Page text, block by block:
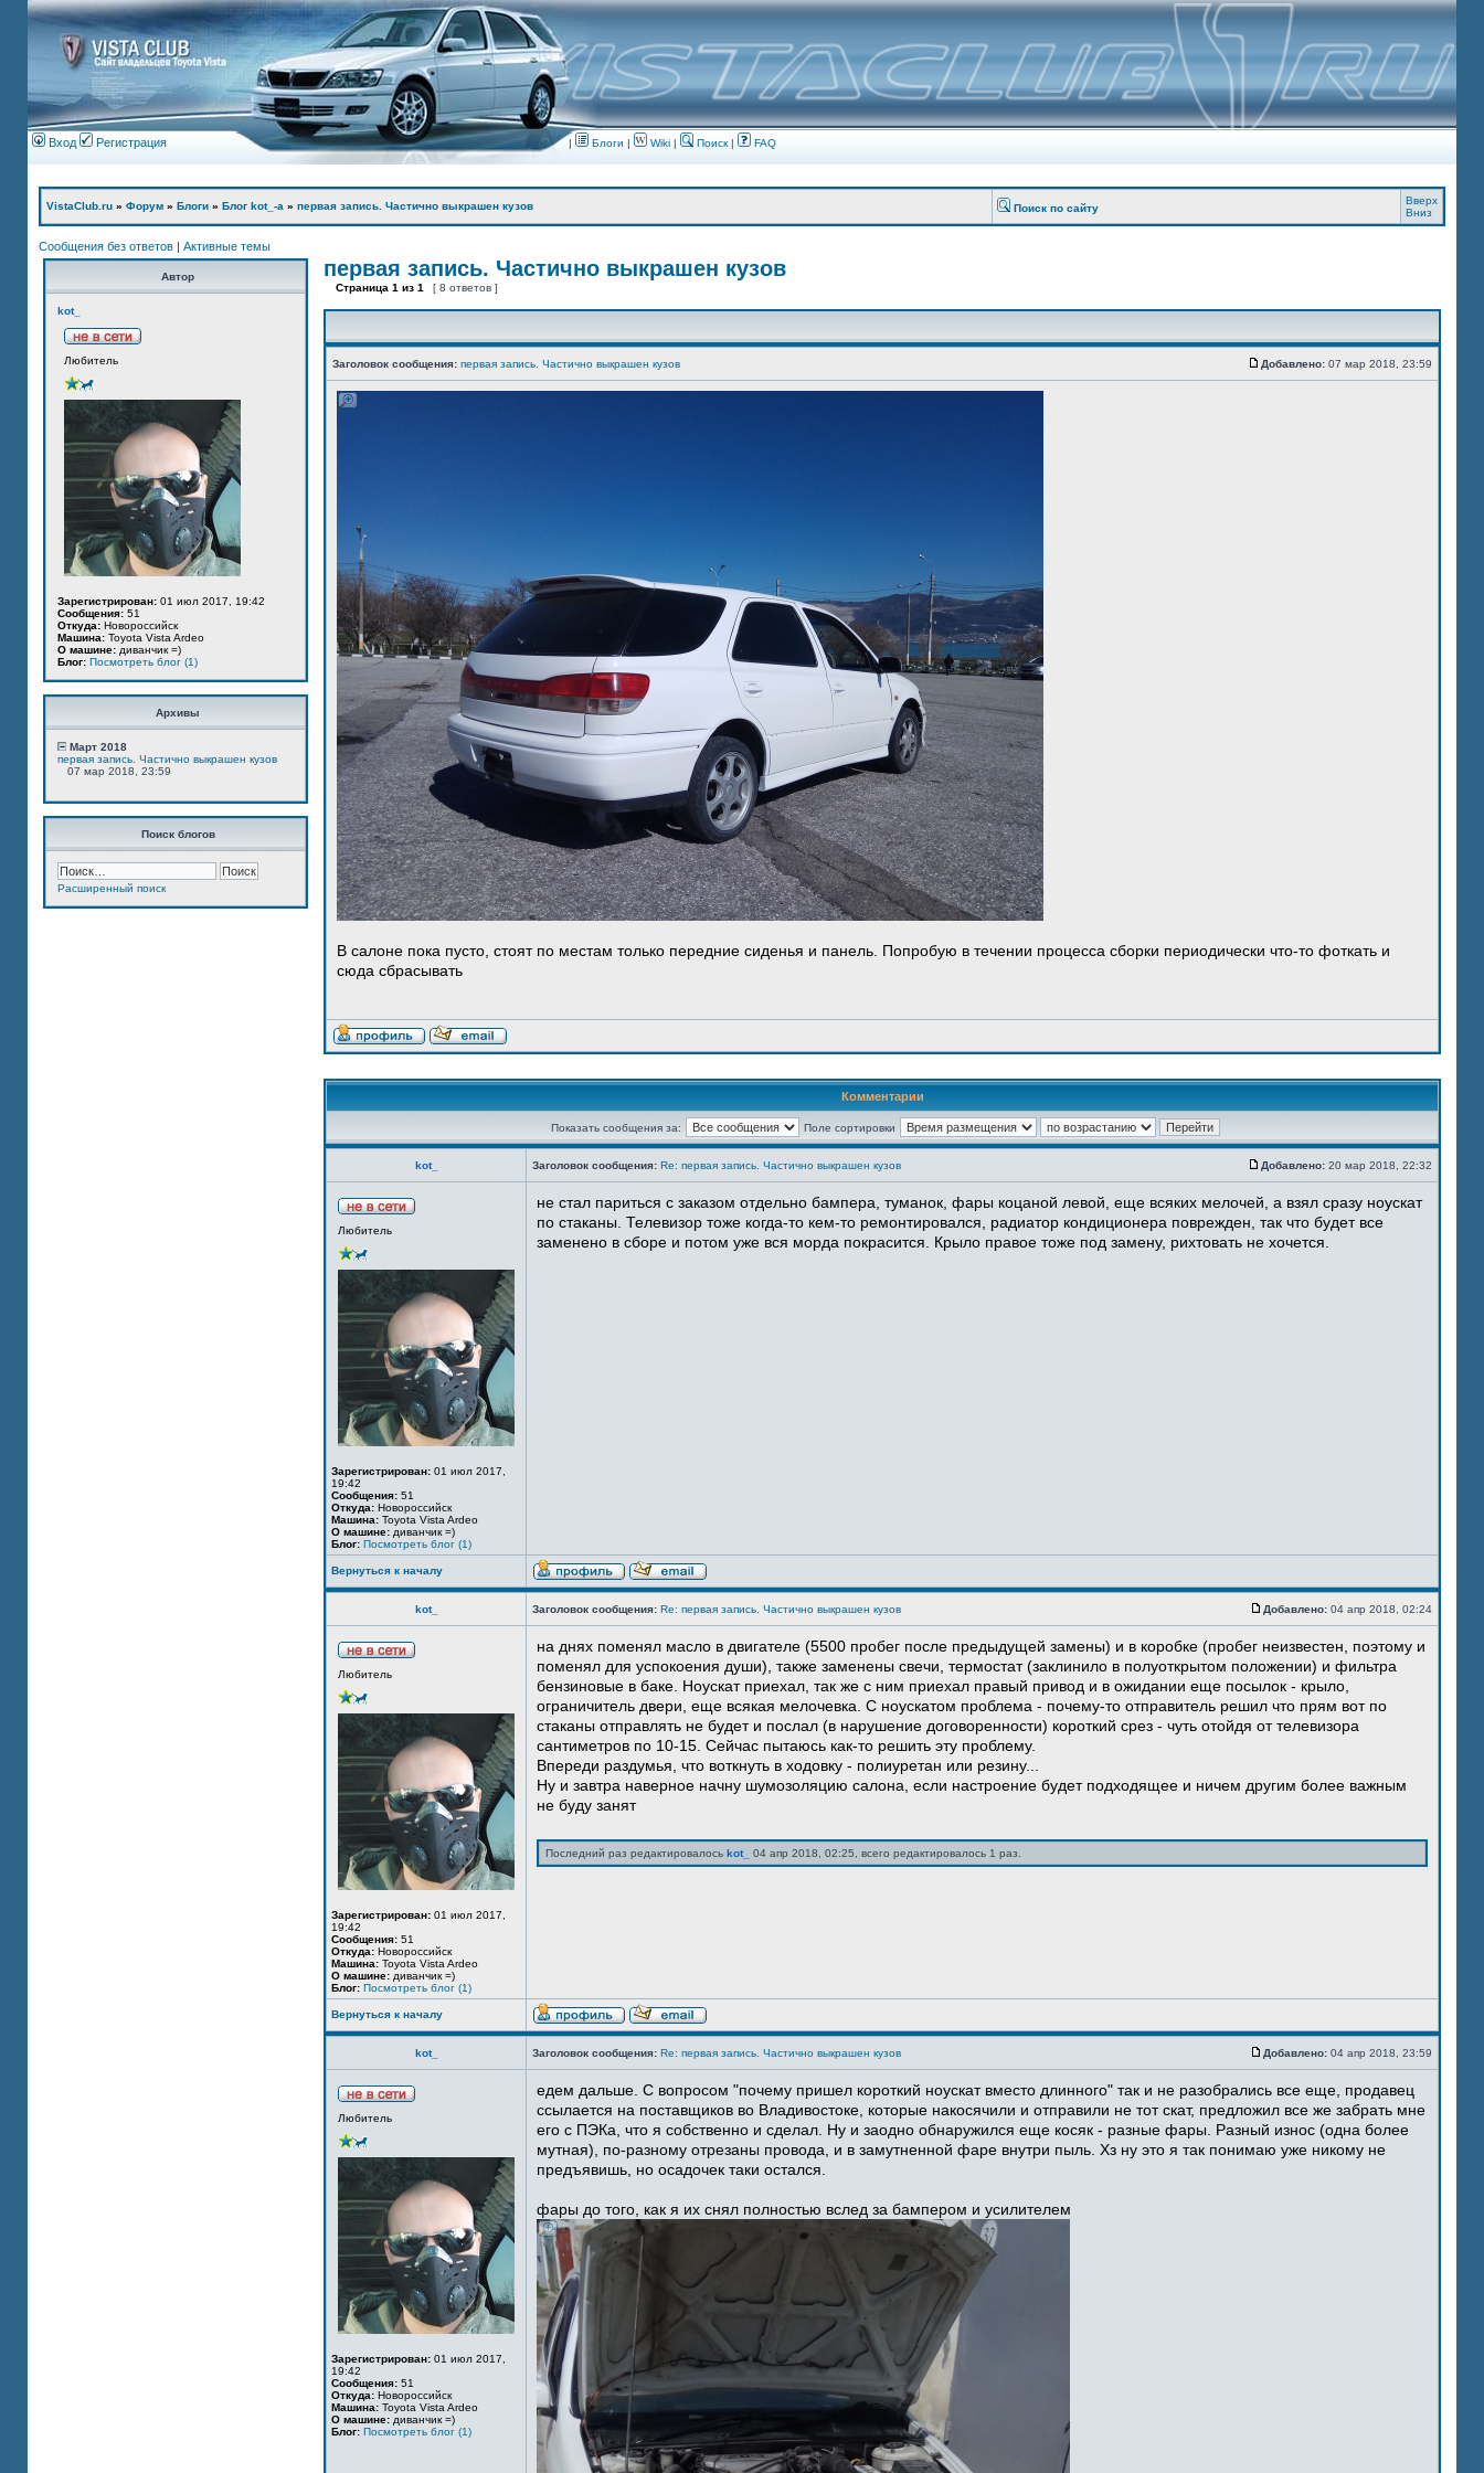
Вход Регистрация | Блоги | Wiki | Поиск| FAQ
VistaClub.ru » Форум » Блоги » Блог kot_-а » первая запись. Частично выкрашен кузов Поиск по сайту
Вверх
Вниз
Сообщения без ответов | Активные темы
Автор
kot_
Любитель
Зарегистрирован: 01 июл 2017, 19:42
Сообщения: 51
Откуда: Новороссийск
Машина: Toyota Vista Ardeo
О машине: диванчик =)
Блог: Посмотреть блог (1)
Архивы
Март 2018
первая запись. Частично выкрашен кузов
07 мар 2018, 23:59
Поиск блогов
Расширенный поиск
первая запись. Частично выкрашен кузов
Страница 1 из 1 [ 8 ответов ]
Заголовок сообщения: первая запись. Частично выкрашен кузов Добавлено: 07 мар 2018, 23:59
В салоне пока пусто, стоят по местам только передние сиденья и панель. Попробую в течении процесса сборки периодически что-то фоткать и
сюда сбрасывать
Комментарии
Показать сообщения за: Поле сортировки
kot_ Заголовок сообщения: Re: первая запись. Частично выкрашен кузов Добавлено: 20 мар 2018, 22:32
Любитель
Зарегистрирован: 01 июл 2017,
19:42
Сообщения: 51
Откуда: Новороссийск
Машина: Toyota Vista Ardeo
О машине: диванчик =)
Блог: Посмотреть блог (1)
не стал париться с заказом отдельно бампера, туманок, фары коцаной левой, еще всяких мелочей, а взял сразу ноускат
по стаканы. Телевизор тоже когда-то кем-то ремонтировался, радиатор кондиционера поврежден, так что будет все
заменено в сборе и потом уже вся морда покрасится. Крыло правое тоже под замену, рихтовать не хочется.
Вернуться к началу
kot_ Заголовок сообщения: Re: первая запись. Частично выкрашен кузов Добавлено: 04 апр 2018, 02:24
Любитель
Зарегистрирован: 01 июл 2017,
19:42
Сообщения: 51
Откуда: Новороссийск
Машина: Toyota Vista Ardeo
О машине: диванчик =)
Блог: Посмотреть блог (1)
на днях поменял масло в двигателе (5500 пробег после предыдущей замены) и в коробке (пробег неизвестен, поэтому и
поменял для успокоения души), также заменены свечи, термостат (заклинило в полуоткрытом положении) и фильтра
бензиновые в баке. Ноускат приехал, так же с ним приехал правый привод и в ожидании еще посылок - крыло,
ограничитель двери, еще всякая мелочевка. С ноускатом проблема - почему-то отправитель решил что прям вот по
стаканы отправлять не будет и послал (в нарушение договоренности) короткий срез - чуть отойдя от телевизора
сантиметров по 10-15. Сейчас пытаюсь как-то решить эту проблему.
Впереди раздумья, что воткнуть в ходовку - полиуретан или резину...
Ну и завтра наверное начну шумозоляцию салона, если настроение будет подходящее и ничем другим более важным
не буду занят
Последний раз редактировалось kot_ 04 апр 2018, 02:25, всего редактировалось 1 раз.
Вернуться к началу
kot_ Заголовок сообщения: Re: первая запись. Частично выкрашен кузов Добавлено: 04 апр 2018, 23:59
Любитель
Зарегистрирован: 01 июл 2017,
19:42
Сообщения: 51
Откуда: Новороссийск
Машина: Toyota Vista Ardeo
О машине: диванчик =)
Блог: Посмотреть блог (1)
едем дальше. С вопросом "почему пришел короткий ноускат вместо длинного" так и не разобрались все еще, продавец
ссылается на поставщиков во Владивостоке, которые накосячили и отправили не тот скат, предложил все же забрать мне
его с ПЭКа, что я собственно и сделал. Ну и заодно обнаружился еще косяк - разные фары. Разный износ (одна более
мутная), по-разному отрезаны провода, и в замутненной фаре внутри пыль. Хз ну это я так понимаю уже никому не
предъявишь, но осадочек таки остался.
фары до того, как я их снял полностью вслед за бампером и усилителем